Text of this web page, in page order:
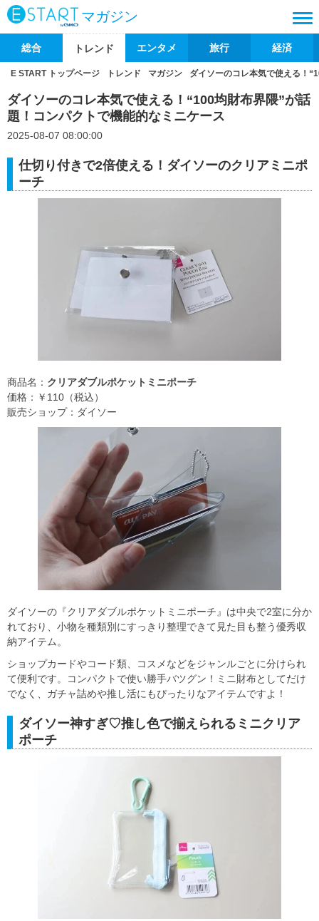
マガジン
総合 トレンド エンタメ 旅行 経済
E START トップページ トレンド マガジン ダイソーのコレ本気で使える！
ダイソーのコレ本気で使える！“100均財布界隈”が話
題！コンパクトで機能的なミニケース
2025-08-07 08:00:00
仕切り付きで2倍使える！ダイソーのクリアミニポ
ーチ
商品名： クリアダブルポケットミニポーチ
価格：￥110（税込）
販売ショップ：ダイソー
ダイソーの『クリアダブルポケットミニポーチ』は中央で2室に分か
れており、小物を種類別にすっきり整理できて見た目も整う優秀収
納アイテム。
ショップカードやコード類、コスメなどをジャンルごとに分けられ
て便利です。コンパクトで使い勝手バツグン！ミニ財布としてだけ
でなく、ガチャ詰めや推し活にもぴったりなアイテムですよ！
ダイソー神すぎ♡推し色で揃えられるミニクリア
ポーチ